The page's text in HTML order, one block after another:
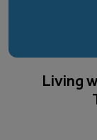
#6